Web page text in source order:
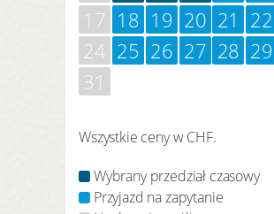
17 18 19 20 21 22
24 25 26 27 28 29
31
Wszystkie ceny w CHF.
Wybrany przedział czasowy
Przyjazd na zapytanie